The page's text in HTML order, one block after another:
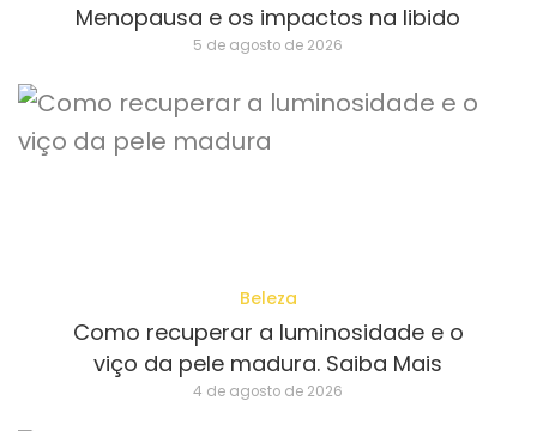
Menopausa e os impactos na libido
5 de agosto de 2026
Beleza
Como recuperar a luminosidade e o
viço da pele madura. Saiba Mais
4 de agosto de 2026